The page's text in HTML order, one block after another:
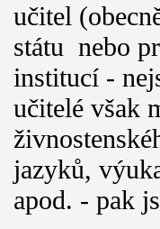
učitel
státu nebo
institucí -
učitelé však
jazyků,
apod. - pak